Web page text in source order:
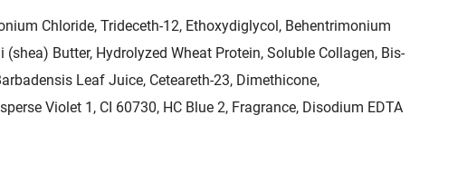
Chloride, Trideceth-12, Ethoxydiglycol, Behentrimonium
Butter, Hydrolyzed Wheat Protein, Soluble Collagen, Bis-
Leaf Juice, Ceteareth-23, Dimethicone,
Violet 1, CI 60730, HC Blue 2, Fragrance, Disodium EDTA